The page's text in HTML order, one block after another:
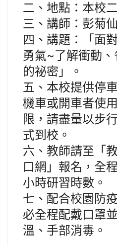
二、地點：本校
三、講師：彭菊
四、講題：「面
勇氣~了解衝動
的祕密」。
五、本校提供停
機車或開車者使
限，請盡量以步
式到校。
六、教師請至「
口網」報名，全
小時研習時數。
七、配合校園防
必全程配戴口罩
溫、手部消毒。